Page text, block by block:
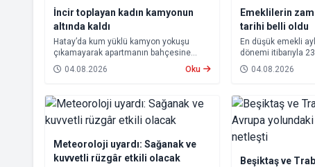
İncir toplayan kadın kamyonun
altında kaldı
Hatay’da kum yüklü kamyon yokuşu
çıkamayarak apartmanın bahçesine
devrildi. Kazada kamyonun altında kalan
10 çocuk annesi 65 yaşındaki kadın
04.08.2026 Oku
Emeklilerin
tarihi belli oldu
En düşük emekli
dönemi itibarıyla
yükseltilmesi
farkları 7 Ağustos
04.08.2026
Meteoroloji uyardı: Sağanak ve
kuvvetli rüzgâr etkili olacak
Beşiktaş ve